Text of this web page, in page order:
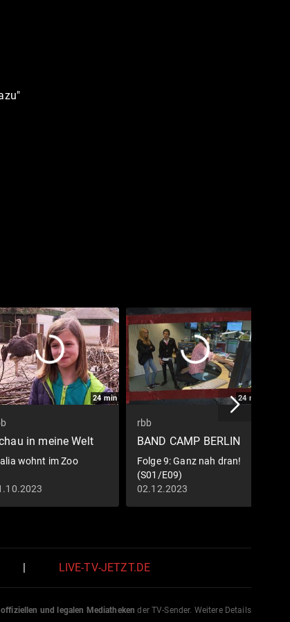
24 min
in meine Welt
wohnt im Zoo
24 min
rbb
BAND CAMP BERLIN
Folge 9: Ganz nah dran!
(S01/E09)
02.12.2023
LIVE-TV-JETZT.DE
offiziellen und legalen Mediatheken der TV-Sender. Weitere Details